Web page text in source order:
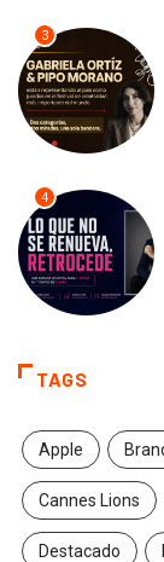
3
4
TAGS
Apple
Cannes Lions
Destacado